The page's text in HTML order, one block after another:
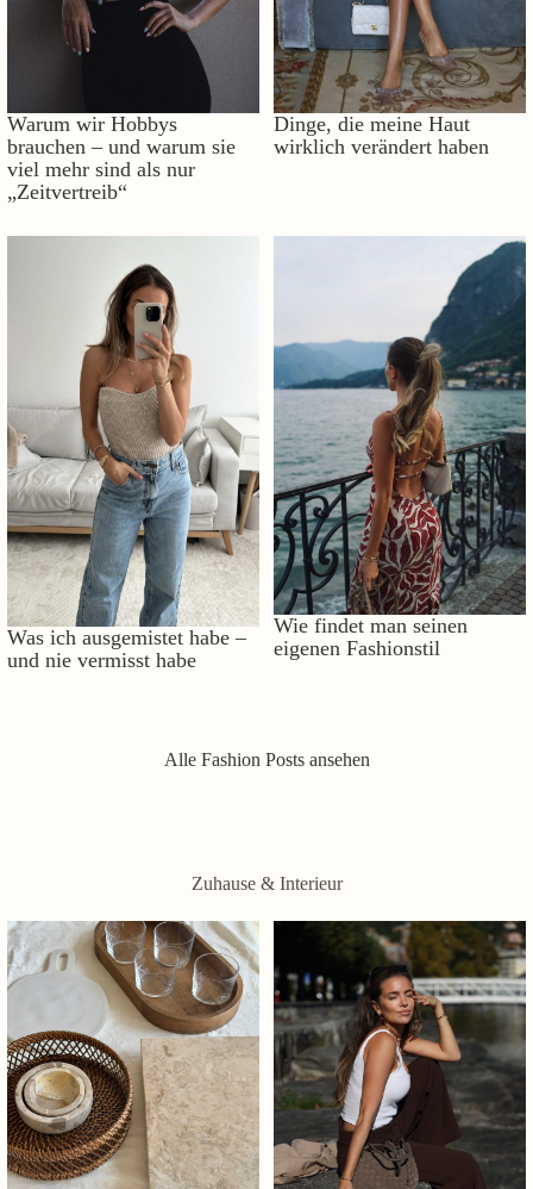
Warum wir Hobbys
brauchen – und warum sie
viel mehr sind als nur
„Zeitvertreib“
Dinge, die meine Haut
wirklich verändert haben
Was ich ausgemistet habe –
und nie vermisst habe
Wie findet man seinen
eigenen Fashionstil
Alle Fashion Posts ansehen
Zuhause & Interieur